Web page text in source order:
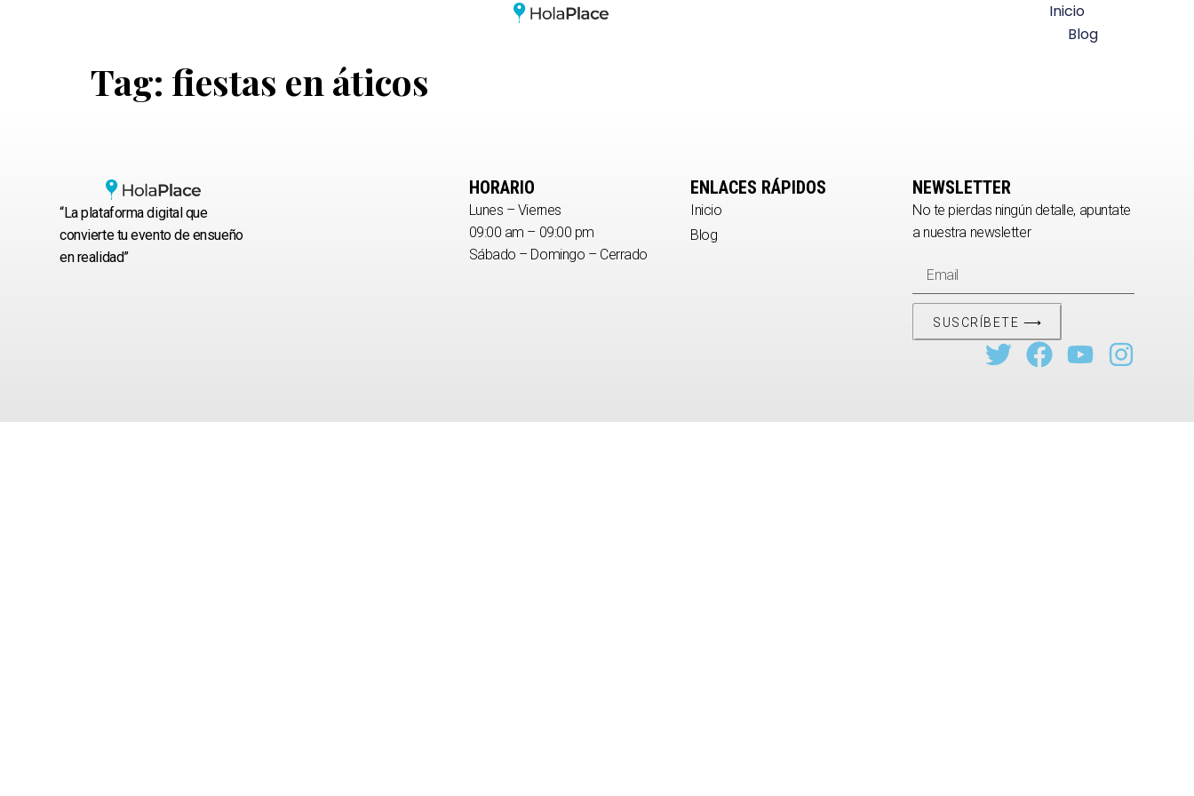
Inicio
Blog
Tag: fiestas en áticos
“La plataforma digital que
convierte tu evento de ensueño
en realidad”
HORARIO
Lunes – Viernes
09:00 am – 09:00 pm
Sábado – Domingo – Cerrado
ENLACES RÁPIDOS
Inicio
Blog
NEWSLETTER
No te pierdas ningún detalle, apuntate
a nuestra newsletter
SUSCRÍBETE ⟶